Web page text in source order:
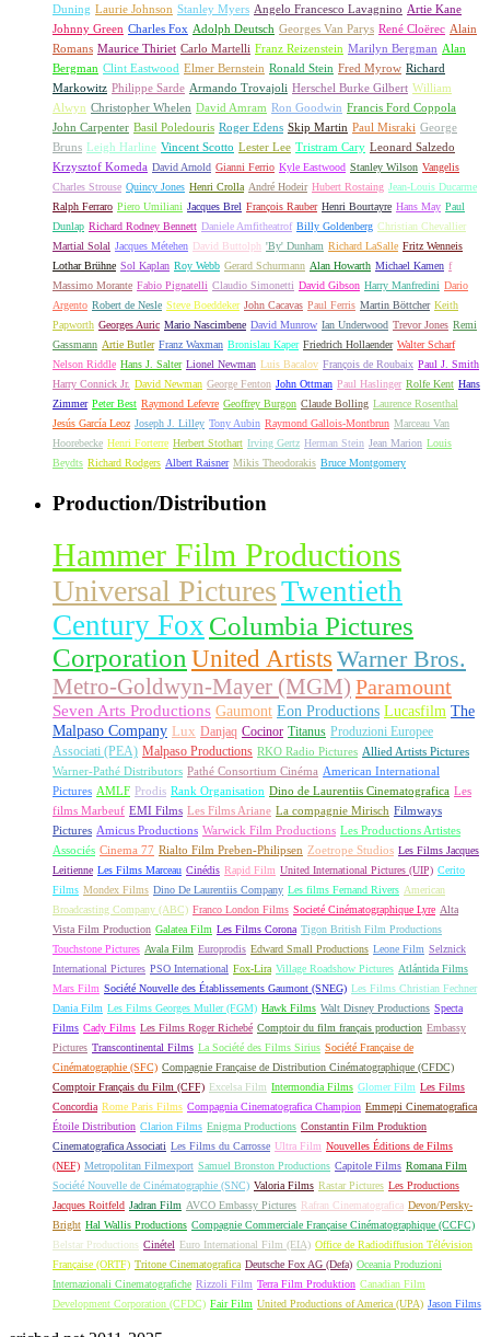
Duning Laurie Johnson Stanley Myers Angelo Francesco Lavagnino Artie Kane
Johnny Green Charles Fox Adolph Deutsch Georges Van Parys René Cloërec Alain
Romans Maurice Thiriet Carlo Martelli Franz Reizenstein Marilyn Bergman Alan
Bergman Clint Eastwood Elmer Bernstein Ronald Stein Fred Myrow Richard
Markowitz Philippe Sarde Armando Trovajoli Herschel Burke Gilbert William
Alwyn Christopher Whelen David Amram Ron Goodwin Francis Ford Coppola
John Carpenter Basil Poledouris Roger Edens Skip Martin Paul Misraki George
Bruns Leigh Harline Vincent Scotto Lester Lee Tristram Cary Leonard Salzedo
Krzysztof Komeda David Arnold Gianni Ferrio Kyle Eastwood Stanley Wilson Vangelis
Charles Strouse Quincy Jones Henri Crolla André Hodeir Hubert Rostaing Jean-Louis Ducarme
Ralph Ferraro Piero Umiliani Jacques Brel François Rauber Henri Bourtayre Hans May Paul
Dunlap Richard Rodney Bennett Daniele Amfitheatrof Billy Goldenberg Christian Chevallier
Martial Solal Jacques Métehen David Buttolph 'By' Dunham Richard LaSalle Fritz Wenneis
Lothar Brühne Sol Kaplan Roy Webb Gerard Schurmann Alan Howarth Michael Kamen f
Massimo Morante Fabio Pignatelli Claudio Simonetti David Gibson Harry Manfredini Dario
Argento Robert de Nesle Steve Boeddeker John Cacavas Paul Ferris Martin Böttcher Keith
Papworth Georges Auric Mario Nascimbene David Munrow Ian Underwood Trevor Jones Remi
Gassmann Artie Butler Franz Waxman Bronislau Kaper Friedrich Hollaender Walter Scharf
Nelson Riddle Hans J. Salter Lionel Newman Luis Bacalov François de Roubaix Paul J. Smith
Harry Connick Jr. David Newman George Fenton John Ottman Paul Haslinger Rolfe Kent Hans
Zimmer Peter Best Raymond Lefevre Geoffrey Burgon Claude Bolling Laurence Rosenthal
Jesús García Leoz Joseph J. Lilley Tony Aubin Raymond Gallois-Montbrun Marceau Van
Hoorebecke Henri Forterre Herbert Stothart Irving Gertz Herman Stein Jean Marion Louis
Beydts Richard Rodgers Albert Raisner Mikis Theodorakis Bruce Montgomery
Production/Distribution
Hammer Film Productions
Universal PicturesTwentieth
Century Fox Columbia Pictures
Corporation United Artists Warner Bros.
Metro-Goldwyn-Mayer (MGM) Paramount
Seven Arts Productions Gaumont Eon Productions Lucasfilm The
Malpaso Company Lux Danjaq Cocinor Titanus Produzioni Europee
Associati (PEA) Malpaso Productions RKO Radio Pictures Allied Artists Pictures
Warner-Pathé Distributors Pathé Consortium Cinéma American International
Pictures AMLF Prodis Rank Organisation Dino de Laurentiis Cinematografica Les
films Marbeuf EMI Films Les Films Ariane La compagnie Mirisch Filmways
Pictures Amicus Productions Warwick Film Productions Les Productions Artistes
Associés Cinema 77 Rialto Film Preben-Philipsen Zoetrope Studios Les Films Jacques
Leitienne Les Films Marceau Cinédis Rapid Film United International Pictures (UIP) Cerito
Films Mondex Films Dino De Laurentiis Company Les films Fernand Rivers American
Broadcasting Company (ABC) Franco London Films Societé Cinématographique Lyre Alta
Vista Film Production Galatea Film Les Films Corona Tigon British Film Productions
Touchstone Pictures Avala Film Europrodis Edward Small Productions Leone Film Selznick
International Pictures PSO International Fox-Lira Village Roadshow Pictures Atlántida Films
Mars Film Société Nouvelle des Établissements Gaumont (SNEG) Les Films Christian Fechner
Dania Film Les Films Georges Muller (FGM) Hawk Films Walt Disney Productions Specta
Films Cady Films Les Films Roger Richebé Comptoir du film français production Embassy
Pictures Transcontinental Films La Société des Films Sirius Société Française de
Cinématographie (SFC) Compagnie Française de Distribution Cinématographique (CFDC)
Comptoir Français du Film (CFF) Excelsa Film Intermondia Films Glomer Film Les Films
Concordia Rome Paris Films Compagnia Cinematografica Champion Emmepi Cinematografica
Étoile Distribution Clarion Films Enigma Productions Constantin Film Produktion
Cinematografica Associati Les Films du Carrosse Ultra Film Nouvelles Éditions de Films
(NEF) Metropolitan Filmexport Samuel Bronston Productions Capitole Films Romana Film
Société Nouvelle de Cinématographie (SNC) Valoria Films Rastar Pictures Les Productions
Jacques Roitfeld Jadran Film AVCO Embassy Pictures Rafran Cinematografica Devon/Persky-
Bright Hal Wallis Productions Compagnie Commerciale Française Cinématographique (CCFC)
Belstar Productions Cinétel Euro International Film (EIA) Office de Radiodiffusion Télévision
Française (ORTF) Tritone Cinematografica Deutsche Fox AG (Defa) Oceania Produzioni
Internazionali Cinematografiche Rizzoli Film Terra Film Produktion Canadian Film
Development Corporation (CFDC) Fair Film United Productions of America (UPA) Jason Films